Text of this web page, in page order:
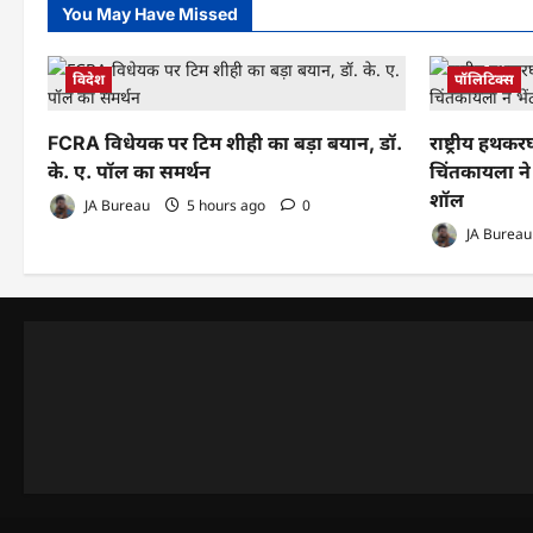
You May Have Missed
विदेश
FCRA विधेयक पर टिम शीही का बड़ा बयान, डॉ.
के. ए. पॉल का समर्थन
JA Bureau 5 hours ago 0
पॉलिटिक्स
राष्ट्रीय
चिंतकायला ने
शॉल
JA Bureau